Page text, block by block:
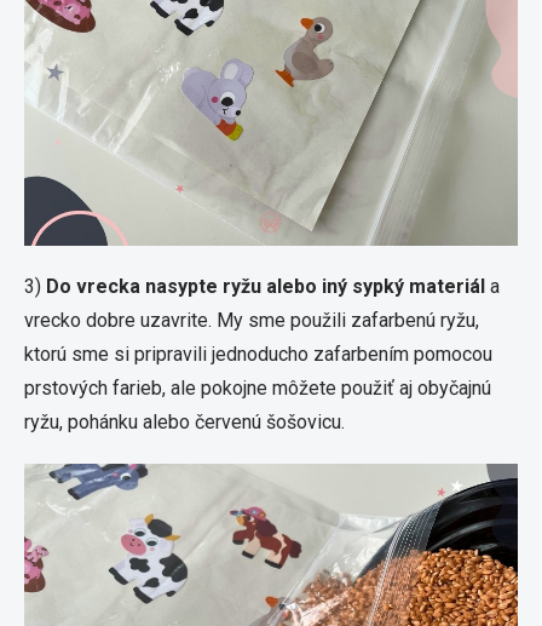
3) Do vrecka nasypte ryžu alebo iný sypký materiál a
vrecko dobre uzavrite. My sme použili zafarbenú ryžu,
ktorú sme si pripravili jednoducho zafarbením pomocou
prstových farieb, ale pokojne môžete použiť aj obyčajnú
ryžu, pohánku alebo červenú šošovicu.